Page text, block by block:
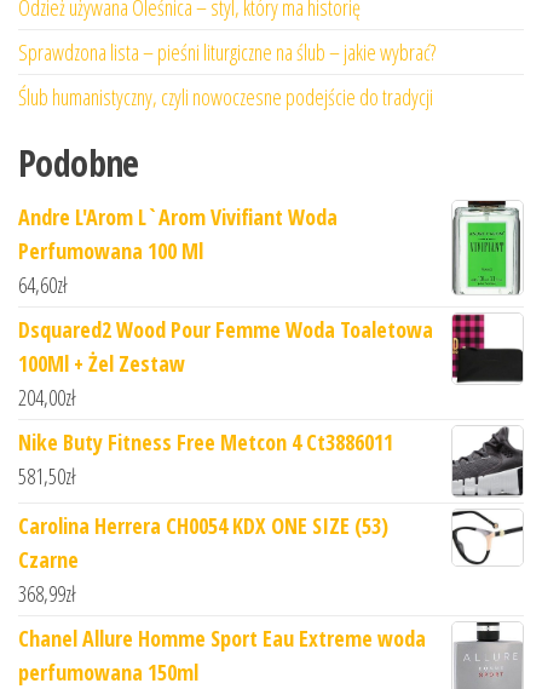
Odzież używana Oleśnica – styl, który ma historię
Sprawdzona lista – pieśni liturgiczne na ślub – jakie wybrać?
Ślub humanistyczny, czyli nowoczesne podejście do tradycji
Podobne
Andre L'Arom L`Arom Vivifiant Woda
Perfumowana 100 Ml
64,60zł
Dsquared2 Wood Pour Femme Woda Toaletowa
100Ml + Żel Zestaw
204,00zł
Nike Buty Fitness Free Metcon 4 Ct3886011
581,50zł
Carolina Herrera CH0054 KDX ONE SIZE (53)
Czarne
368,99zł
Chanel Allure Homme Sport Eau Extreme woda
perfumowana 150ml